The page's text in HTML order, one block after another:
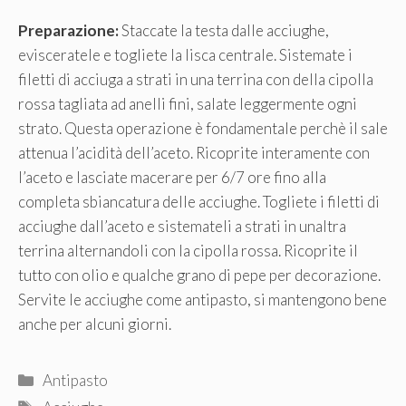
Preparazione:Staccate la testa dalle acciughe,
evisceratele e togliete la lisca centrale. Sistemate i
filetti di acciuga a strati in una terrina con della cipolla
rossa tagliata ad anelli fini, salate leggermente ogni
strato. Questa operazione è fondamentale perchè il sale
attenua l’acidità dell’aceto. Ricoprite interamente con
l’aceto e lasciate macerare per 6/7 ore fino alla
completa sbiancatura delle acciughe. Togliete i filetti di
acciughe dall’aceto e sistemateli a strati in unaltra
terrina alternandoli con la cipolla rossa. Ricoprite il
tutto con olio e qualche grano di pepe per decorazione.
Servite le acciughe come antipasto, si mantengono bene
anche per alcuni giorni.
Categorie
Antipasto